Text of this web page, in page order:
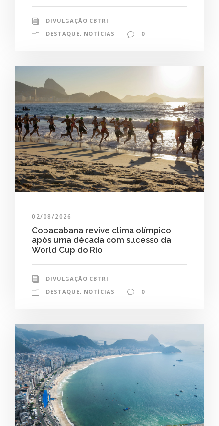
DIVULGAÇÃO CBTRI
DESTAQUE, NOTÍCIAS 0
02/08/2026
Copacabana revive clima olímpico
após uma década com sucesso da
World Cup do Rio
DIVULGAÇÃO CBTRI
DESTAQUE, NOTÍCIAS 0